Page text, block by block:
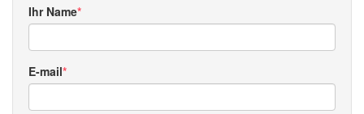
Ihr Name
E-mail